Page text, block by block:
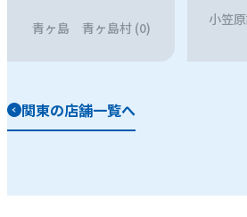
青ヶ島 青ヶ島村 (0)
小笠
関東の店舗一覧へ